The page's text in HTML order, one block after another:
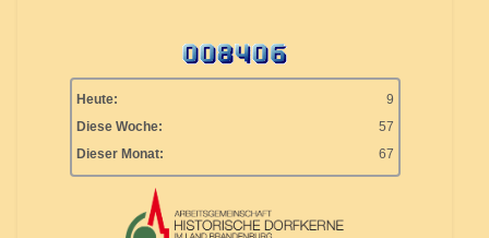
Heute:
9
Diese Woche:
57
Dieser Monat:
67